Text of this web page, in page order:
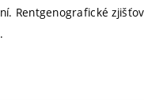
Rentgenografické